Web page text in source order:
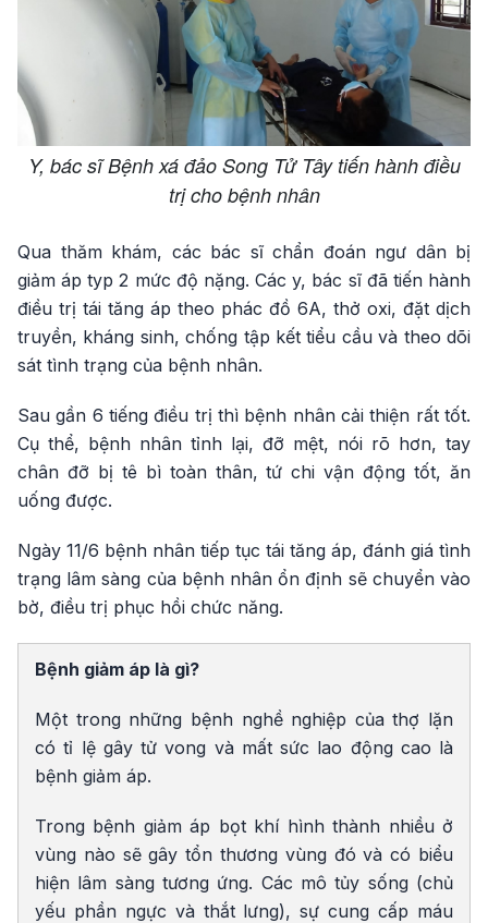
Y, bác sĩ Bệnh xá đảo Song Tử Tây tiến hành điều
trị cho bệnh nhân
Qua thăm khám, các bác sĩ chẩn đoán ngư dân bị
giảm áp typ 2 mức độ nặng. Các y, bác sĩ đã tiến hành
điều trị tái tăng áp theo phác đồ 6A, thở oxi, đặt dịch
truyền, kháng sinh, chống tập kết tiểu cầu và theo dõi
sát tình trạng của bệnh nhân.
Sau gần 6 tiếng điều trị thì bệnh nhân cải thiện rất tốt.
Cụ thể, bệnh nhân tỉnh lại, đỡ mệt, nói rõ hơn, tay
chân đỡ bị tê bì toàn thân, tứ chi vận động tốt, ăn
uống được.
Ngày 11/6 bệnh nhân tiếp tục tái tăng áp, đánh giá tình
trạng lâm sàng của bệnh nhân ổn định sẽ chuyển vào
bờ, điều trị phục hồi chức năng.
Bệnh giảm áp là gì?
Một trong những bệnh nghề nghiệp của thợ lặn
có tỉ lệ gây tử vong và mất sức lao động cao là
bệnh giảm áp.
Trong bệnh giảm áp bọt khí hình thành nhiều ở
vùng nào sẽ gây tổn thương vùng đó và có biểu
hiện lâm sàng tương ứng. Các mô tủy sống (chủ
yếu phần ngực và thắt lưng), sự cung cấp máu